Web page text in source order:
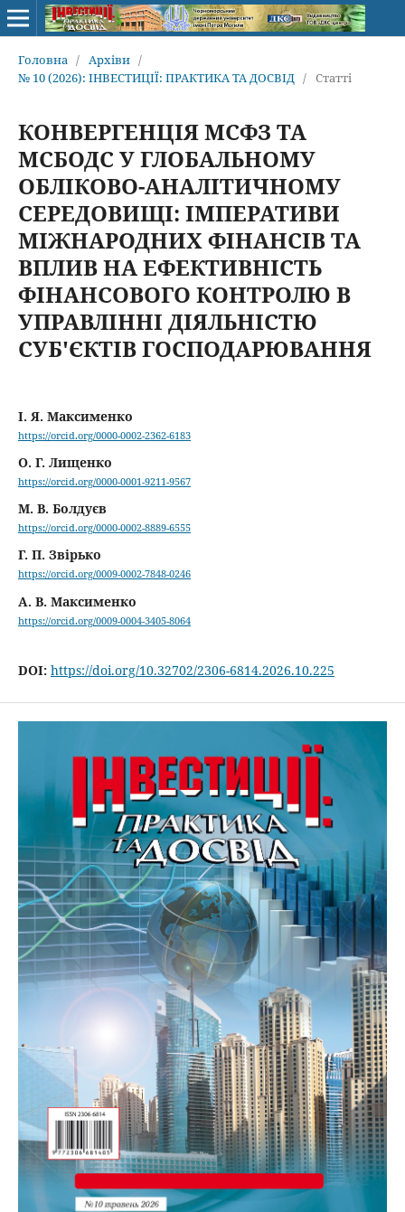
Головна / Архіви /
№ 10 (2026): ІНВЕСТИЦІЇ: ПРАКТИКА ТА ДОСВІД / Статті
КОНВЕРГЕНЦІЯ МСФЗ ТА
МСБОДС У ГЛОБАЛЬНОМУ
ОБЛІКОВО-АНАЛІТИЧНОМУ
СЕРЕДОВИЩІ: ІМПЕРАТИВИ
МІЖНАРОДНИХ ФІНАНСІВ ТА
ВПЛИВ НА ЕФЕКТИВНІСТЬ
ФІНАНСОВОГО КОНТРОЛЮ В
УПРАВЛІННІ ДІЯЛЬНІСТЮ
СУБ'ЄКТІВ ГОСПОДАРЮВАННЯ
І. Я. Максименко
https://orcid.org/0000-0002-2362-6183
О. Г. Лищенко
https://orcid.org/0000-0001-9211-9567
М. В. Болдуєв
https://orcid.org/0000-0002-8889-6555
Г. П. Звірько
https://orcid.org/0009-0002-7848-0246
А. В. Максименко
https://orcid.org/0009-0004-3405-8064
DOI: https://doi.org/10.32702/2306-6814.2026.10.225